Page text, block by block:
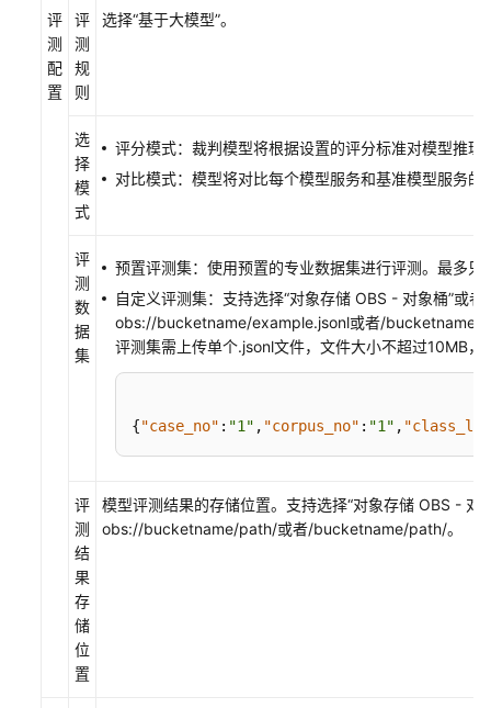
场
景
代
Gallery
评
测
配
置
评
测
规
则
选择“基于大模型”。
选
择
模
式
评分模式：裁判模型将根据设置的评分标准对模型推理
对比模式：模型将对比每个模型服务和基准模型服务
评
测
数
据
集
预置评测集：使用预置的专业数据集进行评测。最多只
自定义评测集：支持选择“对象存储 OBS - 对象桶”或者
obs://bucketname/example.jsonl或者/bucketname/
评测集需上传单个.jsonl文件，文件大小不超过10MB
{"case_no" : "1" , "corpus_no" : "1" ,
评
测
结
果
存
储
位
置
模型评测结果的存储位置。支持选择“对象存储 OBS - 对
obs://bucketname/path/或者/bucketname/path/。